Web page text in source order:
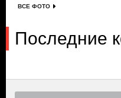
ВСЕ ФОТО
Последние